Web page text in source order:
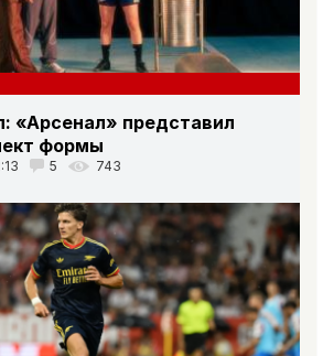
«Арсенал» представил
формы
5 743